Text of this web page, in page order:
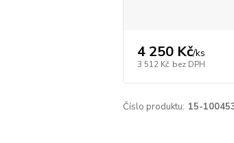
4 250 Kč/ks
3 512 Kč bez DPH
Číslo produktu: 15-